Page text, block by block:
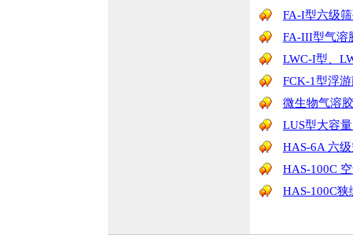
FA-I型六级
FA-III型气溶
LWC-I型、
FCK-1型浮
微生物气溶
LUS型大容
HAS-6A 六
HAS-100C
HAS-100C
我们将竭诚为您提